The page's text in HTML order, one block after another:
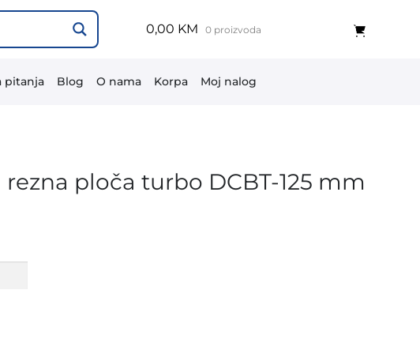
0,00 KM 0 proizvoda
pitanja Blog O nama Korpa Moj nalog
ploča turbo DCBT-125 mm